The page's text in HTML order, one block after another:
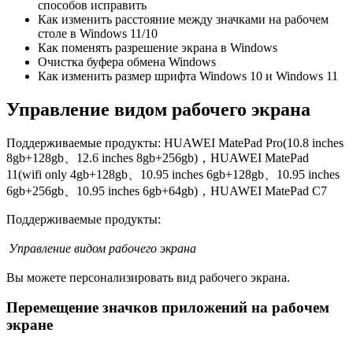
способов исправить
Как изменить расстояние между значками на рабочем
столе в Windows 11/10
Как поменять разрешение экрана в Windows
Очистка буфера обмена Windows
Как изменить размер шрифта Windows 10 и Windows 11
Управление видом рабочего экрана
Поддерживаемые продукты: HUAWEI MatePad Pro(10.8 inches
8gb+128gb、12.6 inches 8gb+256gb)，HUAWEI MatePad
11(wifi only 4gb+128gb、10.95 inches 6gb+128gb、10.95 inches
6gb+256gb、10.95 inches 6gb+64gb)，HUAWEI MatePad C7
Поддерживаемые продукты:
Управление видом рабочего экрана
Вы можете персонализировать вид рабочего экрана.
Перемещение значков приложений на рабочем
экране